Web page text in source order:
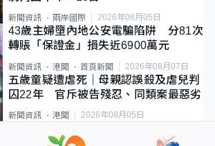
新聞資訊 兩岸國際 2026年08月05日
43歲主婦墮內地公安電騙陷阱 分81次
轉賬「保證金」損失近6900萬元
新聞資訊 港聞 首頁新聞 2026年08月07日
五歲童疑遭虐死｜母親認誤殺及虐兒判
囚22年 官斥被告殘忍、同類案最惡劣
新聞資訊 港聞 2026年08月05日